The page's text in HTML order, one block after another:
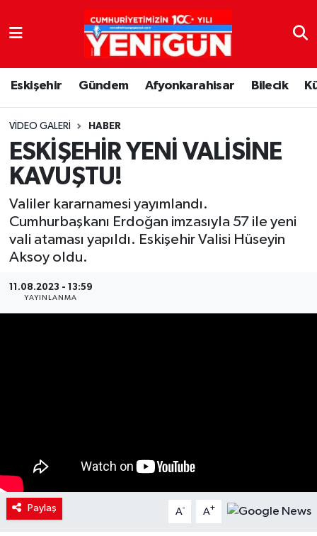
Eskişehir Gündem Afyonkarahisar Bilecik
VIDEO GALERI HABER
ESKİŞEHİR YENİ VALİSİNE
KAVUŞTU!
Valiler kararnamesi yayımlandı.
Cumhurbaşkanı Erdoğan imzasıyla 57 ile yeni
vali ataması yapıldı. Eskişehir Valisi Hüseyin
Aksoy oldu.
11.08.2023 - 13:59
YAYINLANMA
Paylaş A- A+
Nöbetçi Eczaneler
Hava Durumu
Trafik Durumu
Süper Lig Puan Durumu ve Fikstür
Tüm Manşetler
Son Dakika Haberleri